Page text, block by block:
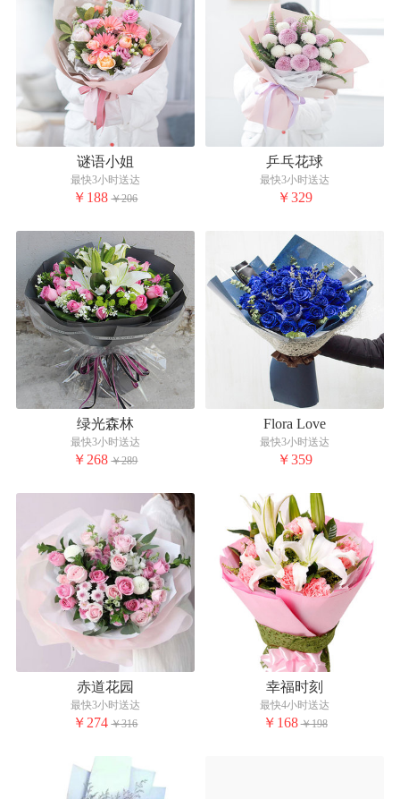
谜语小姐
最快3小时送达
￥188 ￥206
乒乓花球
最快3小时送达
￥329
绿光森林
最快3小时送达
￥268 ￥289
Flora Love
最快3小时送达
￥359
赤道花园
最快3小时送达
￥274 ￥316
幸福时刻
最快4小时送达
￥168 ￥198